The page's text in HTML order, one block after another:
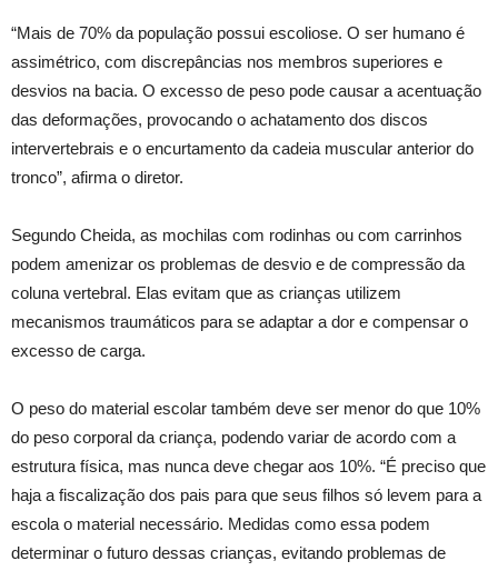
“Mais de 70% da população possui escoliose. O ser humano é
assimétrico, com discrepâncias nos membros superiores e
desvios na bacia. O excesso de peso pode causar a acentuação
das deformações, provocando o achatamento dos discos
intervertebrais e o encurtamento da cadeia muscular anterior do
tronco”, afirma o diretor.
Segundo Cheida, as mochilas com rodinhas ou com carrinhos
podem amenizar os problemas de desvio e de compressão da
coluna vertebral. Elas evitam que as crianças utilizem
mecanismos traumáticos para se adaptar a dor e compensar o
excesso de carga.
O peso do material escolar também deve ser menor do que 10%
do peso corporal da criança, podendo variar de acordo com a
estrutura física, mas nunca deve chegar aos 10%. “É preciso que
haja a fiscalização dos pais para que seus filhos só levem para a
escola o material necessário. Medidas como essa podem
determinar o futuro dessas crianças, evitando problemas de